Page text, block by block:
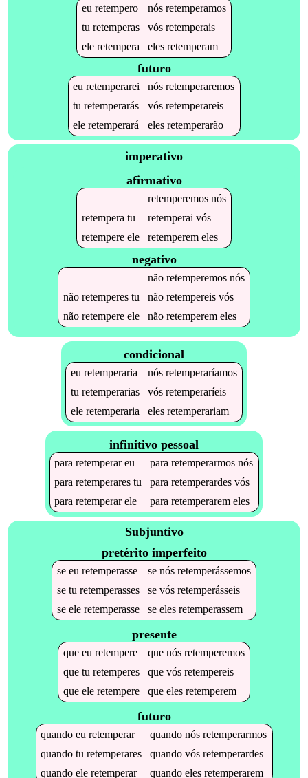
eu retempero nós retemperamos
tu retemperas vós retemperais
ele retempera eles retemperam
futuro
euretemperarei nósretemperaremos
turetemperarás vósretemperareis
eleretemperará elesretemperarão
imperativo
afirmativo
retemperemosnós
retempera tu retemperai vós
retempereele retemperemeles
negativo
não retemperemosnós
não retemperestu não retempereisvós
não retempereele não retemperemeles
condicional
eu retemperaria nós retemperaríamos
tu retemperarias vós retemperaríeis
ele retemperaria eles retemperariam
infinitivo pessoal
pararetemperareu pararetemperarmos nós
pararetemperares tu pararetemperardes vós
pararetemperarele pararetemperarem eles
Subjuntivo
pretérito imperfeito
se eu retemperasse se nós retemperássemos
se tu retemperasses se vós retemperásseis
se ele retemperasse se eles retemperassem
presente
que eu retempere que nós retemperemos
que tu retemperes que vós retempereis
que ele retempere que eles retemperem
futuro
quandoeuretemperar quandonósretemperarmos
quandoturetemperares quandovósretemperardes
quandoeleretemperar quandoelesretemperarem